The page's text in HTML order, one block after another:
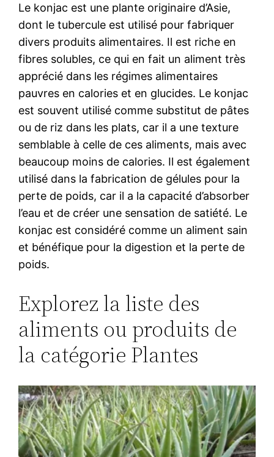
Le konjac est une plante originaire d’Asie,
dont le tubercule est utilisé pour fabriquer
divers produits alimentaires. Il est riche en
fibres solubles, ce qui en fait un aliment très
apprécié dans les régimes alimentaires
pauvres en calories et en glucides. Le konjac
est souvent utilisé comme substitut de pâtes
ou de riz dans les plats, car il a une texture
semblable à celle de ces aliments, mais avec
beaucoup moins de calories. Il est également
utilisé dans la fabrication de gélules pour la
perte de poids, car il a la capacité d’absorber
l’eau et de créer une sensation de satiété. Le
konjac est considéré comme un aliment sain
et bénéfique pour la digestion et la perte de
poids.
Explorez la liste des
aliments ou produits de
la catégorie Plantes